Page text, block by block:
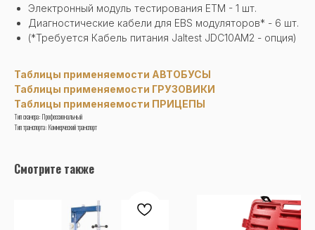
Электронный модуль тестирования ETM - 1 шт.
Диагностические кабели для EBS модуляторов* - 6 шт.
(*Требуется Кабель питания Jaltest JDC10AM2 - опция)
Таблицы применяемости АВТОБУСЫ
Таблицы применяемости ГРУЗОВИКИ
Таблицы применяемости ПРИЦЕПЫ
Тип сканера: Профессиональный
Тип транспорта: Коммерческий транспорт
Смотрите также